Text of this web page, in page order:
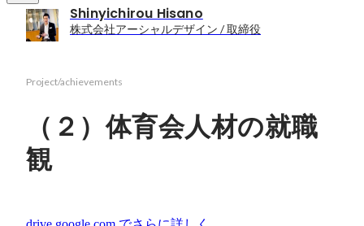
Shinyichirou Hisano
株式会社アーシャルデザイン / 取締役
Project/achievements
（２）体育会人材の就職
観